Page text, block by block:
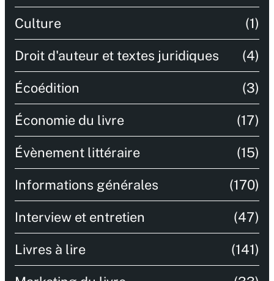
Culture (1)
Droit d'auteur et textes juridiques (4)
Écoédition (3)
Économie du livre (17)
Évènement littéraire (15)
Informations générales (170)
Interview et entretien (47)
Livres à lire (141)